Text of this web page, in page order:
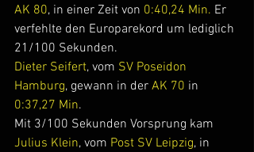
AK 80, in einer Zeit von 0:40,24 Min. Er
verfehlte den Europarekord um lediglich
21/100 Sekunden.
Dieter Seifert, vom SV Poseidon
Hamburg, gewann in der AK 70 in
0:37,27 Min.
Mit 3/100 Sekunden Vorsprung kam
Julius Klein, vom Post SV Leipzig, in